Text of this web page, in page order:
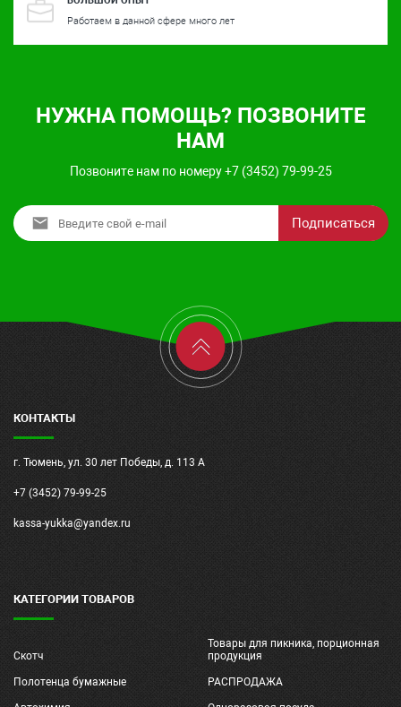
Работаем в данной сфере много лет
НУЖНА ПОМОЩЬ? ПОЗВОНИТЕ
НАМ
Позвоните нам по номеру +7 (3452) 79-99-25
Подписаться
КОНТАКТЫ
г. Тюмень, ул. 30 лет Победы, д. 113 А
+7 (3452) 79-99-25
kassa-yukka@yandex.ru
КАТЕГОРИИ ТОВАРОВ
Скотч
Товары для пикника, порционная
продукция
Полотенца бумажные РАСПРОДАЖА